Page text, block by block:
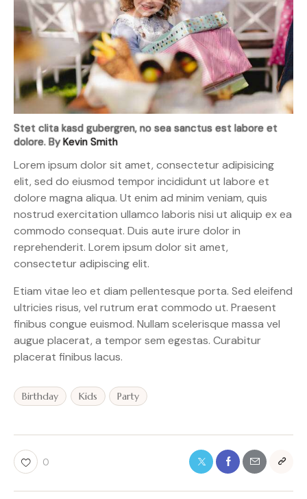
Stet clita kasd gubergren, no sea sanctus est labore et
dolore. ByKevin Smith
Lorem ipsum dolor sit amet, consectetur adipisicing
elit, sed do eiusmod tempor incididunt ut labore et
dolore magna aliqua. Ut enim ad minim veniam, quis
nostrud exercitation ullamco laboris nisi ut aliquip ex ea
commodo consequat. Duis aute irure dolor in
reprehenderit. Lorem ipsum dolor sit amet,
consectetur adipiscing elit.
Etiam vitae leo et diam pellentesque porta. Sed eleifend
ultricies risus, vel rutrum erat commodo ut. Praesent
finibus congue euismod. Nullam scelerisque massa vel
augue placerat, a tempor sem egestas. Curabitur
placerat finibus lacus.
Birthday Kids Party
0